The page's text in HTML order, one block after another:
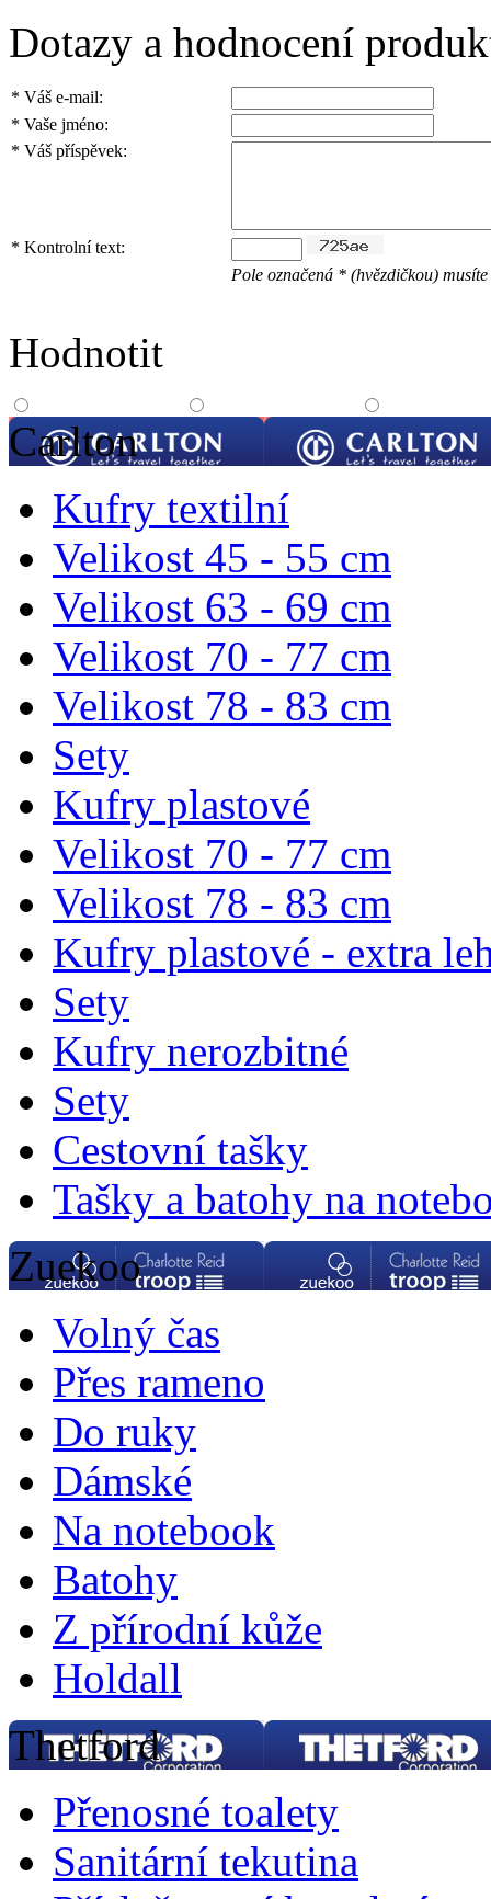
Dotazy a hodnocení
* Váš e-mail:
* Vaše jméno:
* Váš příspěvek:
* Kontrolní text:
Pole označená * (hvězdičkou)
Hodnotit
Carlton
Kufry textilní
Velikost 45 - 55 cm
Velikost 63 - 69 cm
Velikost 70 - 77 cm
Velikost 78 - 83 cm
Sety
Kufry plastové
Velikost 70 - 77 cm
Velikost 78 - 83 cm
Kufry plastové - extra
Sety
Kufry nerozbitné
Sety
Cestovní tašky
Tašky a batohy na
Zuekoo
Volný čas
Přes rameno
Do ruky
Dámské
Na notebook
Batohy
Z přírodní kůže
Holdall
Thetford
Přenosné toalety
Sanitární tekutina